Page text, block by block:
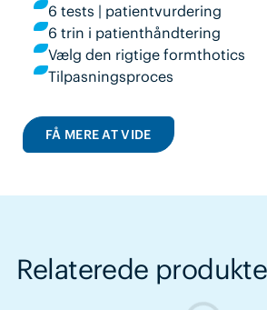
6 tests | patientvurdering
6 trin i patienthåndtering
Vælg den rigtige formthotics
Tilpasningsproces
FÅ MERE AT VIDE
Relaterede